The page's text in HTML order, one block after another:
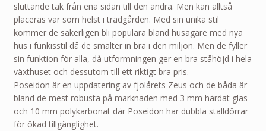
sluttande tak från ena sidan till den andra. Men kan alltså
placeras var som helst i trädgården. Med sin unika stil
kommer de säkerligen bli populära bland husägare med nya
hus i funkisstil då de smälter in bra i den miljön. Men de fyller
sin funktion för alla, då utformningen ger en bra ståhöjd i hela
växthuset och dessutom till ett riktigt bra pris.
Poseidon är en uppdatering av fjolårets Zeus och de båda är
bland de mest robusta på marknaden med 3 mm härdat glas
och 10 mm polykarbonat där Poseidon har dubbla stalldörrar
för ökad tillgänglighet.